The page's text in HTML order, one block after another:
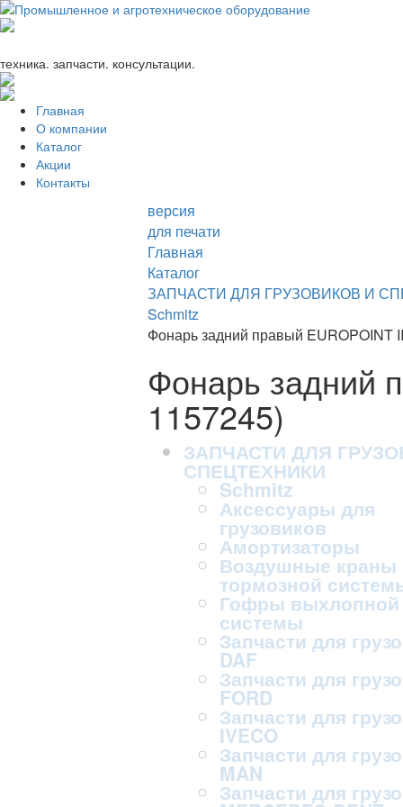
техника. запчасти. консультации.
Главная
О компании
Каталог
Акции
Контакты
версия
для печати
Главная
Каталог
ЗАПЧАСТИ ДЛЯ ГРУЗОВИКОВ И
Schmitz
Фонарь задний правый EUROPOINT
Фонарь задний
1157245)
ЗАПЧАСТИ ДЛЯ
СПЕЦТЕХНИКИ
Schmitz
Аксессуары для
грузовиков
Амортизаторы
Воздушные краны
тормозной
Гофры выхлопной
системы
Запчасти для
DAF
Запчасти для
FORD
Запчасти для
IVECO
Запчасти для
MAN
Запчасти для